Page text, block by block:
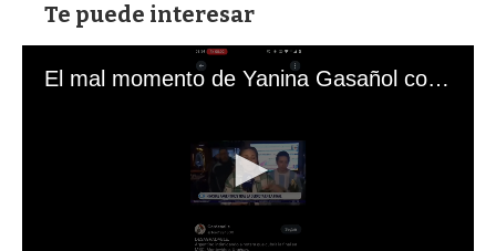
Te puede interesar
El mal momento de Yanina Gasañol con un hincha argentino en "Subrayado"